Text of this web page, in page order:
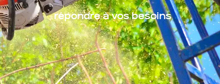
répondre à vos besoins